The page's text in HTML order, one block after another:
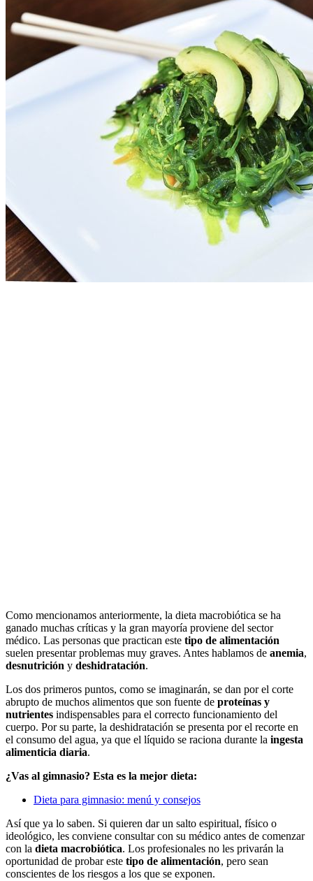
Como mencionamos anteriormente, la dieta macrobiótica se ha
ganado muchas críticas y la gran mayoría proviene del sector
médico. Las personas que practican este tipo de alimentación
suelen presentar problemas muy graves. Antes hablamos de anemia,
desnutrición y deshidratación.
Los dos primeros puntos, como se imaginarán, se dan por el corte
abrupto de muchos alimentos que son fuente de proteínas y
nutrientes indispensables para el correcto funcionamiento del
cuerpo. Por su parte, la deshidratación se presenta por el recorte en
el consumo del agua, ya que el líquido se raciona durante la ingesta
alimenticia diaria.
¿Vas al gimnasio? Esta es la mejor dieta:
Dieta para gimnasio: menú y consejos
Así que ya lo saben. Si quieren dar un salto espiritual, físico o
ideológico, les conviene consultar con su médico antes de comenzar
con la dieta macrobiótica. Los profesionales no les privarán la
oportunidad de probar este tipo de alimentación, pero sean
conscientes de los riesgos a los que se exponen.